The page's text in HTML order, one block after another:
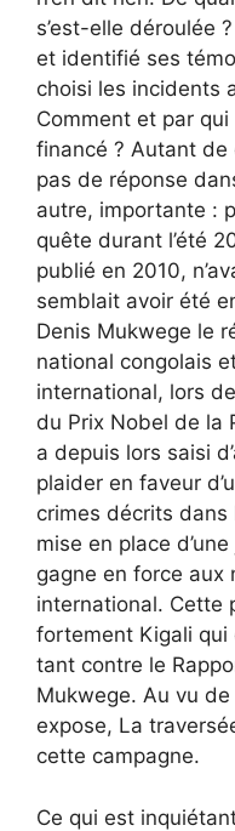
s’est-elle déroulée
et identifié ses
choisi les incidents
Comment et par
financé ? Autant
pas de réponse
autre, importante :
quête durant l’été
publié en 2010,
semblait avoir été
Denis Mukwege le
national congolais
international, lors
du Prix Nobel de la
a depuis lors saisi
plaider en faveur
crimes décrits dans
mise en place
gagne en force aux
international. Cette
fortement Kigali qui
tant contre le
Mukwege. Au vu
expose, La
cette campagne.
Ce qui est